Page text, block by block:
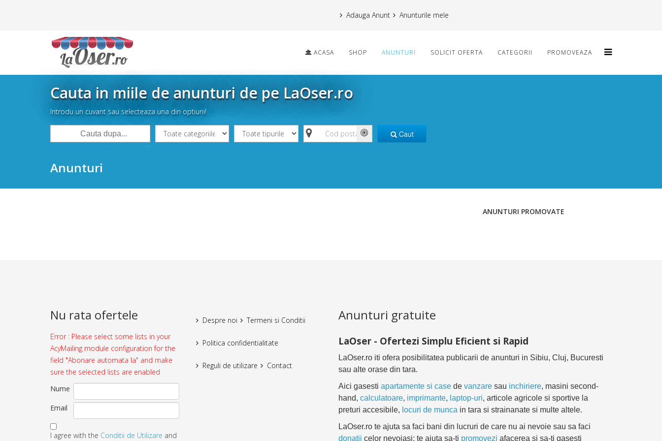
Adauga Anunt Anunturile mele
ACASA SHOP ANUNTURI SOLICIT OFERTA CATEGORII PROMOVEAZA
Cauta in miile de anunturi de pe LaOser.ro
Introdu un cuvant sau selecteaza una din optiuni!
Anunturi active: 35
Caut
Anunturi
ANUNTURI PROMOVATE
Nu rata ofertele
Error : Please select some lists in your
AcyMailing module configuration for the
field "Abonare automata la" and make
sure the selected lists are enabled
Nume
Email
I agree with the Conditii de Utilizare and
Despre noi Termeni si Conditii
Politica confidentialitate
Reguli de utilizare Contact
Anunturi gratuite
LaOser - Ofertezi Simplu Eficient si Rapid
LaOser.ro iti ofera posibilitatea publicarii de anunturi in Sibiu, Cluj, Bucuresti
sau alte orase din tara.
Aici gasesti apartamente si case de vanzare sau inchiriere, masini second-
hand, calculatoare, imprimante, laptop-uri, articole agricole si sportive la
preturi accesibile, locuri de munca in tara si strainanate si multe altele.
LaOser.ro te ajuta sa faci bani din lucruri de care nu ai nevoie sau sa faci
donatii celor nevoiasi; te ajuta sa-ti promovezi afacerea si sa-ti gasesti